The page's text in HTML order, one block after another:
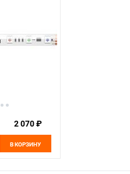
2 070 ₽
В КОРЗИНУ